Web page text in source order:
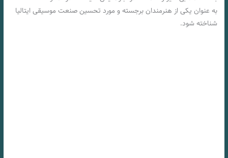
به عنوان یکی از هنرمندان برجسته و مورد تحسین صنعت موسیقی ایتالیا
شناخته شود.